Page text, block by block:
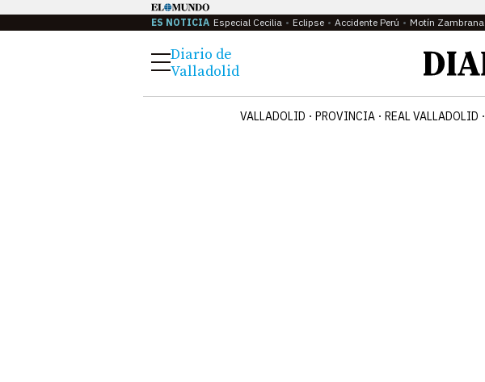
ES NOTICIA Especial Cecilia Eclipse Accidente Perú Motín Zambrana
Menú
Diario de
Valladolid
VALLADOLID PROVINCIA REAL VALLADOLID